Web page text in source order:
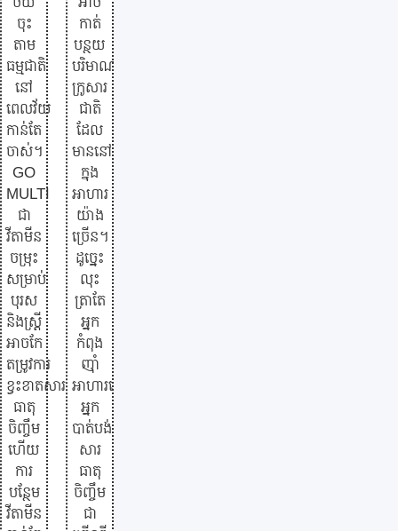
ចុះ
តាម
ធម្មជាតិ
នៅ
ពេលវ័យ
កាន់តែ
ចាស់។
GO
MULTI
ជា
វីតាមីន
ចម្រុះ
សម្រាប់
បុរស
និងស្ត្រី
អាចកែ
តម្រូវការ
ខ្វះខាតសារ
ធាតុ
ចិញ្ចឹម
ហើយ
ការ
បន្ថែម
វីតាមីន
កាត់
បន្ថយ
បរិមាណមី
ក្រូសារ
ជាតិ
ដែល
មាននៅ
ក្នុង
អាហារ
យ៉ាង
ច្រើន។
ដូច្នេះ
លុះ
ត្រាតែ
អ្នក
កំពុង
ញ៉ាំ
អាហារឆៅ
អ្នក
បាត់បង់
សារ
ធាតុ
ចិញ្ចឹម
ជា